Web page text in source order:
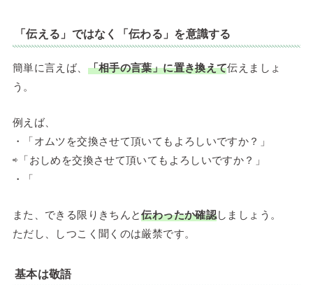
「伝える」ではなく「伝わる」を意識する
簡単に言えば、 「相手の言葉」に置き換えて伝えましょ
う。
例えば、
・「オムツを交換させて頂いてもよろしいですか？」
⇨「おしめを交換させて頂いてもよろしいですか？」
・「
また、できる限りきちんと伝わったか確認しましょう。
ただし、しつこく聞くのは厳禁です。
基本は敬語